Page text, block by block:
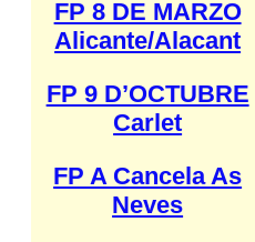
FP 8 DE MARZO
Alicante/Alacant
FP 9 D’OCTUBRE
Carlet
FP A Cancela As
Neves